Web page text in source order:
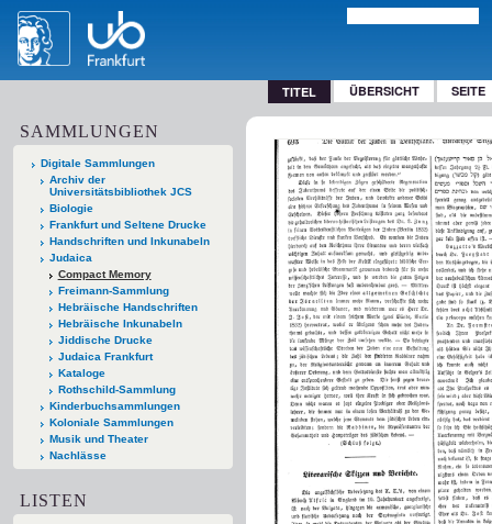
TITEL ÜBERSICHT SEITE
SAMMLUNGEN
Digitale Sammlungen
Archiv der
Universitätsbibliothek JCS
Biologie
Frankfurt und Seltene Drucke
Handschriften und Inkunabeln
Judaica
Compact Memory
Freimann-Sammlung
Hebräische Handschriften
Hebräische Inkunabeln
Jiddische Drucke
Judaica Frankfurt
Kataloge
Rothschild-Sammlung
Kinderbuchsammlungen
Koloniale Sammlungen
Musik und Theater
Nachlässe
LISTEN